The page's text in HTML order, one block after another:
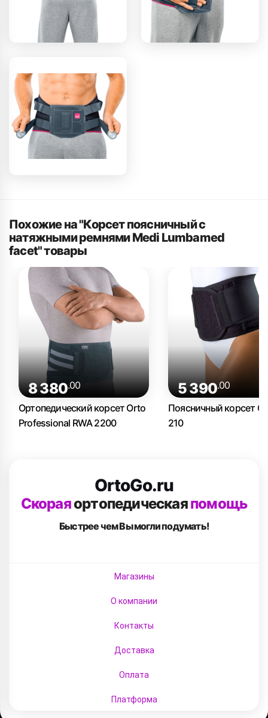
Похожие на "Корсет поясничный с
натяжными ремнями Medi Lumbamed
facet" товары
8 380.00
Ортопедический корсет Orto
Professional RWA 2200
5 390.00
Поясничный корсет
210
OrtoGo.ru
Скораяортопедическаяпомощь
Быстрее чем Вымогли подумать!
Магазины
О компании
Контакты
Доставка
Оплата
Платформа